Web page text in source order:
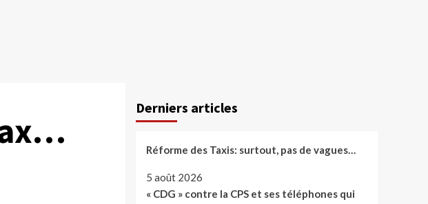
Derniers articles
Réforme des Taxis: surtout, pas de vagues…
5 août 2026
« CDG » contre la CPS et ses téléphones qui